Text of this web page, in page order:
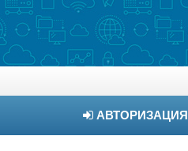
АВТОРИЗАЦИЯ